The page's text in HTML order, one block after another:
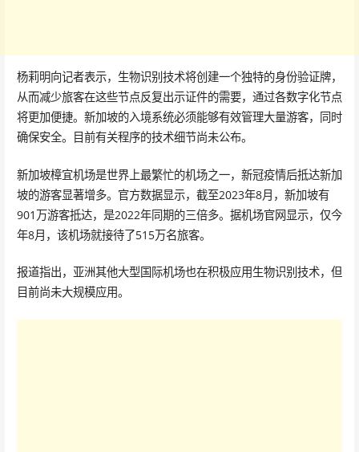
杨莉明向记者表示，生物识别技术将创建一个独特的身份验证牌，
从而减少旅客在这些节点反复出示证件的需要，通过各数字化节点
将更加便捷。新加坡的入境系统必须能够有效管理大量游客，同时
确保安全。目前有关程序的技术细节尚未公布。
新加坡樟宜机场是世界上最繁忙的机场之一，新冠疫情后抵达新加
坡的游客显著增多。官方数据显示，截至2023年8月，新加坡有
901万游客抵达，是2022年同期的三倍多。据机场官网显示，仅今
年8月，该机场就接待了515万名旅客。
报道指出，亚洲其他大型国际机场也在积极应用生物识别技术，但
目前尚未大规模应用。